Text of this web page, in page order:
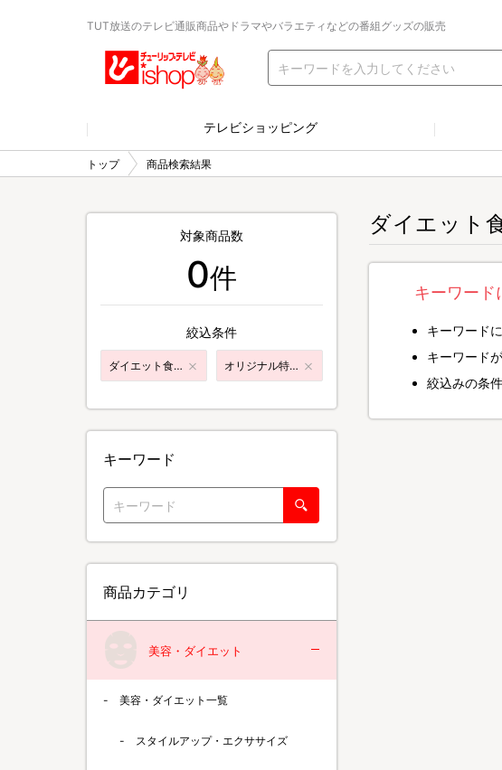
TUT放送のテレビ通販商品やドラマやバラエティなどの番組グッズの販売
テレビショッピング
トップ 商品検索結果
ダイエット
キーワード
キーワード
キーワード
絞込みの条
対象商品数
0件
絞込条件
ダイエット食品 オリジナル特典付き
キーワード
商品カテゴリ
美容・ダイエット
美容・ダイエット一覧
スタイルアップ・エクササイズ